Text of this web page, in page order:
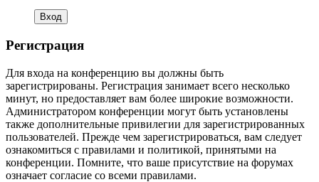
Регистрация
Для входа на конференцию вы должны быть
зарегистрированы. Регистрация занимает всего несколько
минут, но предоставляет вам более широкие возможности.
Администратором конференции могут быть установлены
также дополнительные привилегии для зарегистрированных
пользователей. Прежде чем зарегистрироваться, вам следует
ознакомиться с правилами и политикой, принятыми на
конференции. Помните, что ваше присутствие на форумах
означает согласие со всеми правилами.